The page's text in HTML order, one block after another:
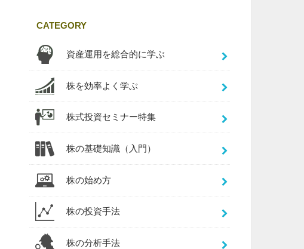
CATEGORY
資産運用を総合的に学ぶ
株を効率よく学ぶ
株式投資セミナー特集
株の基礎知識（入門）
株の始め方
株の投資手法
株の分析手法